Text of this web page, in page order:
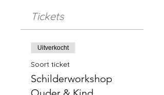
Tickets
Uitverkocht
Soort ticket
Schilderworkshop